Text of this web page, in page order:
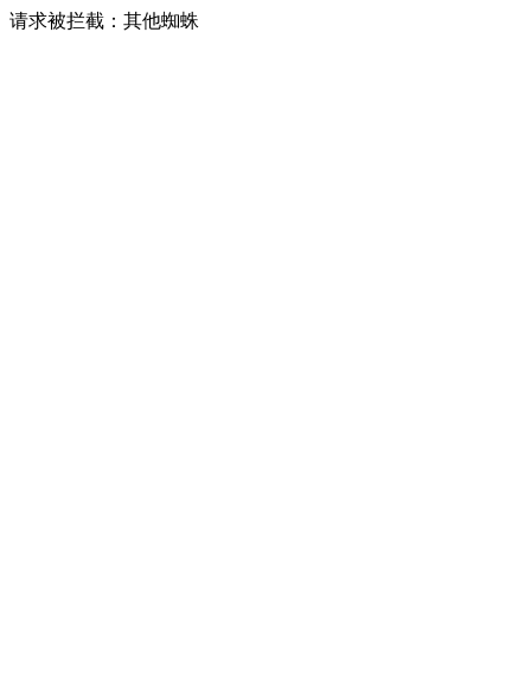
请求被拦截：其他蜘蛛